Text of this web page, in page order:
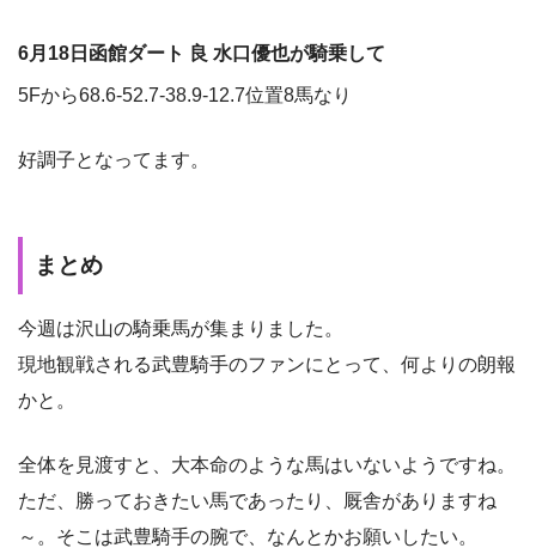
6月18日函館ダート 良 水口優也が騎乗して
5Fから68.6-52.7-38.9-12.7位置8馬なり
好調子となってます。
まとめ
今週は沢山の騎乗馬が集まりました。
現地観戦される武豊騎手のファンにとって、何よりの朗報
かと。
全体を見渡すと、大本命のような馬はいないようですね。
ただ、勝っておきたい馬であったり、厩舎がありますね
～。そこは武豊騎手の腕で、なんとかお願いしたい。